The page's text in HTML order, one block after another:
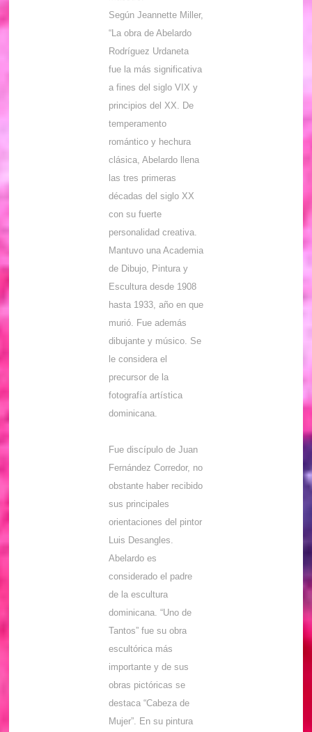
Según Jeannette Miller,
“La obra de Abelardo
Rodríguez Urdaneta
fue la más significativa
a fines del siglo VIX y
principios del XX. De
temperamento
romántico y hechura
clásica, Abelardo llena
las tres primeras
décadas del siglo XX
con su fuerte
personalidad creativa.
Mantuvo una Academia
de Dibujo, Pintura y
Escultura desde 1908
hasta 1933, año en que
murió. Fue además
dibujante y músico. Se
le considera el
precursor de la
fotografía artística
dominicana.
Fue discípulo de Juan
Fernández Corredor, no
obstante haber recibido
sus principales
orientaciones del pintor
Luis Desangles.
Abelardo es
considerado el padre
de la escultura
dominicana. “Uno de
Tantos” fue su obra
escultórica más
importante y de sus
obras pictóricas se
destaca “Cabeza de
Mujer”. En su pintura